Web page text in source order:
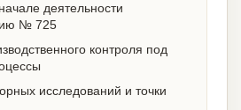
деятельности
№ 725
контроля под
исследований и точки